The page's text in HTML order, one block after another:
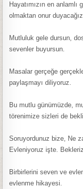
Hayatımızın en
olmaktan onur
Mutluluk gele dursun,
sevenler buyursun.
Masalar gerçeğe
paylaşmayı diliyoruz.
Bu mutlu günümüzde,
törenimize sizleri de
Soruyordunuz bize, Ne
Evleniyoruz işte.
Birbirlerini seven ve
evlenme hikayesi.